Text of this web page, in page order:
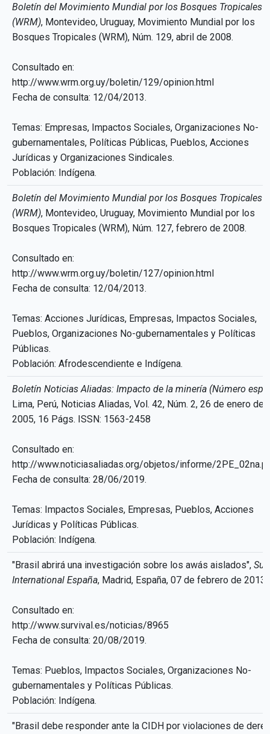
Boletín del Movimiento Mundial por los Bosques Tropicales
(WRM), Montevideo, Uruguay, Movimiento Mundial por los
Bosques Tropicales (WRM), Núm. 129, abril de 2008.
Consultado en:
http://www.wrm.org.uy/boletin/129/opinion.html
Fecha de consulta: 12/04/2013.
Temas: Empresas, Impactos Sociales, Organizaciones No-
gubernamentales, Políticas Públicas, Pueblos, Acciones
Jurídicas y Organizaciones Sindicales.
Población: Indígena.
Boletín del Movimiento Mundial por los Bosques Tropicales
(WRM), Montevideo, Uruguay, Movimiento Mundial por los
Bosques Tropicales (WRM), Núm. 127, febrero de 2008.
Consultado en:
http://www.wrm.org.uy/boletin/127/opinion.html
Fecha de consulta: 12/04/2013.
Temas: Acciones Jurídicas, Empresas, Impactos Sociales,
Pueblos, Organizaciones No-gubernamentales y Políticas
Públicas.
Población: Afrodescendiente e Indígena.
Boletín Noticias Aliadas: Impacto de la minería (Número
Lima, Perú, Noticias Aliadas, Vol. 42, Núm. 2, 26 de enero de
2005, 16 Págs. ISSN: 1563-2458
Consultado en:
http://www.noticiasaliadas.org/objetos/informe/
Fecha de consulta: 28/06/2019.
Temas: Impactos Sociales, Empresas, Pueblos, Acciones
Jurídicas y Políticas Públicas.
Población: Indígena.
"Brasil abrirá una investigación sobre los awás aislados",
International España, Madrid, España, 07 de febrero de 2013.
Consultado en:
http://www.survival.es/noticias/8965
Fecha de consulta: 20/08/2019.
Temas: Pueblos, Impactos Sociales, Organizaciones No-
gubernamentales y Políticas Públicas.
Población: Indígena.
"Brasil debe responder ante la CIDH por violaciones de